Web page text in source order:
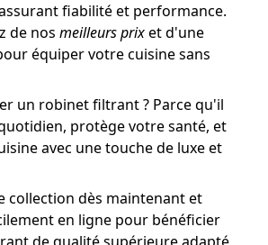
fiabilité et performance.
de nos meilleurs prixet d'une
équiper votre cuisine sans
un robinet filtrant ? Parce qu'il
protège votre santé, et
avec une touche de luxe et
collection dès maintenant et
en ligne pour bénéficier